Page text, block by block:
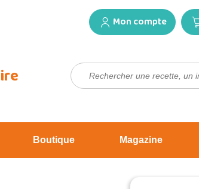
Mon compte
Rechercher :
Boutique Magazine